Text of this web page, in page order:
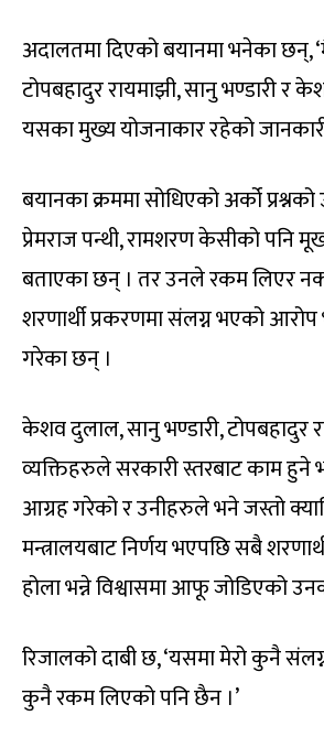
अदालतमा दिएको बयानमा भनेका छन्,
टोपबहादुर रायमाझी, सानु भण्डारी र
यसका मुख्य योजनाकार रहेको
बयानका क्रममा सोधिएको अर्को
प्रेमराज पन्थी, रामशरण केसीको पनि
बताएका छन् । तर उनले रकम लिएर
शरणार्थी प्रकरणमा संलग्न भएको
गरेका छन् ।
केशव दुलाल, सानु भण्डारी, टोपबहादुर
व्यक्तिहरुले सरकारी स्तरबाट काम
आग्रह गरेको र उनीहरुले भने जस्तो
मन्त्रालयबाट निर्णय भएपछि सबै
होला भन्ने विश्वासमा आफू जोडिएको
रिजालको दाबी छ, ‘यसमा मेरो कुनै
कुनै रकम लिएको पनि छैन ।’